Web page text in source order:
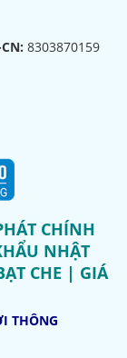
8303870159
CHÍNH
NHẬT
CHE | GIÁ
THÔNG